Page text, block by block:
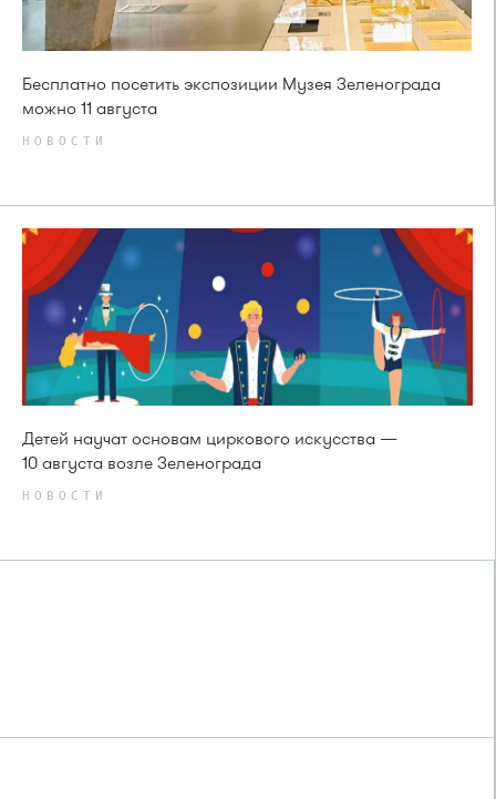
Бесплатно посетить экспозиции Музея Зеленограда
можно 11 августа
НОВОСТИ
Детей научат основам циркового искусства —
10 августа возле Зеленограда
НОВОСТИ